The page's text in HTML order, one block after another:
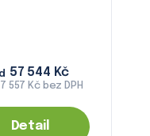
557 Kč bez DPH
57 544 Kč
Detail